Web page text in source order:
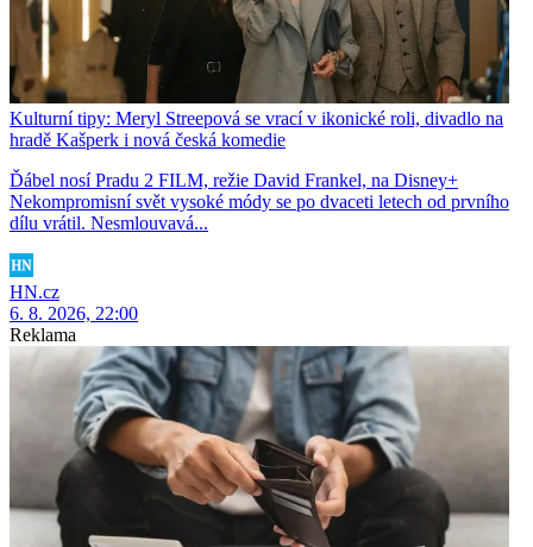
Kulturní tipy: Meryl Streepová se vrací v ikonické roli, divadlo na
hradě Kašperk i nová česká komedie
Ďábel nosí Pradu 2 FILM, režie David Frankel, na Disney+
Nekompromisní svět vysoké módy se po dvaceti letech od prvního
dílu vrátil. Nesmlouvavá...
HN.cz
6. 8. 2026, 22:00
Reklama